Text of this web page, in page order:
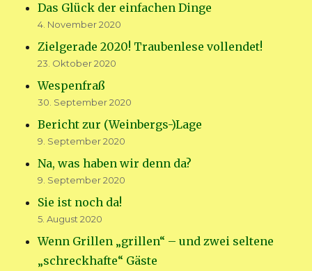
Das Glück der einfachen Dinge
4. November 2020
Zielgerade 2020! Traubenlese vollendet!
23. Oktober 2020
Wespenfraß
30. September 2020
Bericht zur (Weinbergs-)Lage
9. September 2020
Na, was haben wir denn da?
9. September 2020
Sie ist noch da!
5. August 2020
Wenn Grillen „grillen“ – und zwei seltene
„schreckhafte“ Gäste